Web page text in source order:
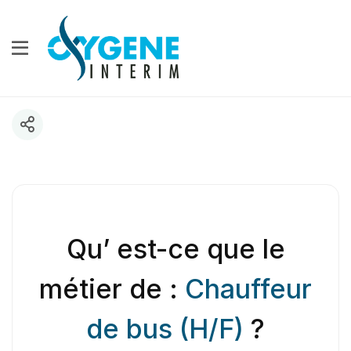
Qu’ est-ce que le
métier de : Chauffeur
de bus (H/F) ?